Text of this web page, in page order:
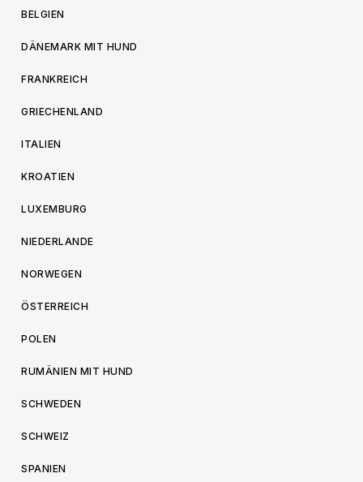
BELGIEN
DÄNEMARK MIT HUND
FRANKREICH
GRIECHENLAND
ITALIEN
KROATIEN
LUXEMBURG
NIEDERLANDE
NORWEGEN
ÖSTERREICH
POLEN
RUMÄNIEN MIT HUND
SCHWEDEN
SCHWEIZ
SPANIEN